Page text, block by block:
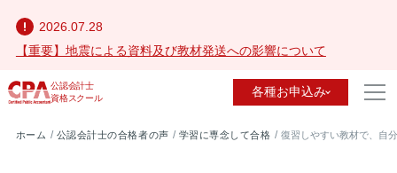
2026.07.28
【重要】地震による資料及び教材発送への影響について
公認会計士
資格スクール
各種お申込み
ホーム 公認会計士の合格者の声 学習に専念して合格 復習しやすい教材で、自